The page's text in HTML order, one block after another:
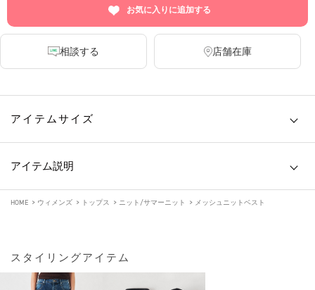
お気に入りに追加する
相談する 店舗在庫
アイテムサイズ
アイテム説明
HOME > ウィメンズ > トップス > ニット/サマーニット > メッシュニットベスト
スタイリングアイテム